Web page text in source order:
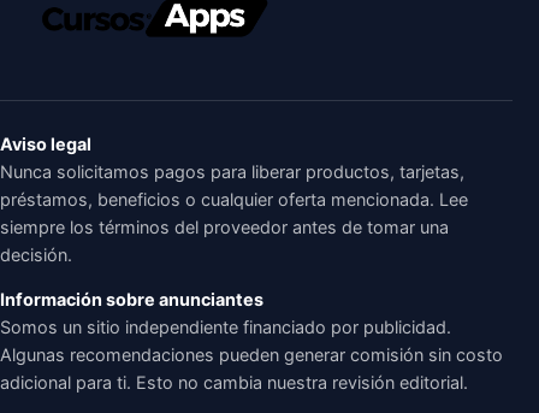
Aviso legal
Nunca solicitamos pagos para liberar productos, tarjetas,
préstamos, beneficios o cualquier oferta mencionada. Lee
siempre los términos del proveedor antes de tomar una
decisión.
Información sobre anunciantes
Somos un sitio independiente financiado por publicidad.
Algunas recomendaciones pueden generar comisión sin costo
adicional para ti. Esto no cambia nuestra revisión editorial.